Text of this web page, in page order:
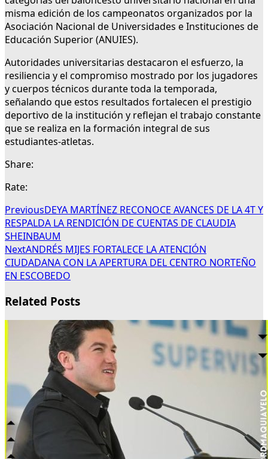
misma edición de los campeonatos organizados por la
Asociación Nacional de Universidades e Instituciones de
Educación Superior (ANUIES).
Autoridades universitarias destacaron el esfuerzo, la
resiliencia y el compromiso mostrado por los jugadores
y cuerpos técnicos durante toda la temporada,
señalando que estos resultados fortalecen el prestigio
deportivo de la institución y reflejan el trabajo constante
que se realiza en la formación integral de sus
estudiantes-atletas.
Share:
Rate:
PreviousDEYA MARTÍNEZ RECONOCE AVANCES DE LA 4T Y
RESPALDA LA RENDICIÓN DE CUENTAS DE CLAUDIA
SHEINBAUM
NextANDRÉS MIJES FORTALECE LA ATENCIÓN
CIUDADANA CON LA APERTURA DEL CENTRO NORTEÑO
EN ESCOBEDO
Related Posts